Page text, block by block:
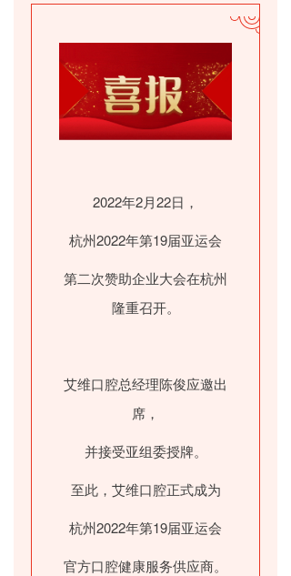
2022年2月22日，
杭州2022年第19届亚运会
第二次赞助企业大会在杭州
隆重召开。
艾维口腔总经理陈俊应邀出
席，
并接受亚组委授牌。
至此，艾维口腔正式成为
杭州2022年第19届亚运会
官方口腔健康服务供应商。